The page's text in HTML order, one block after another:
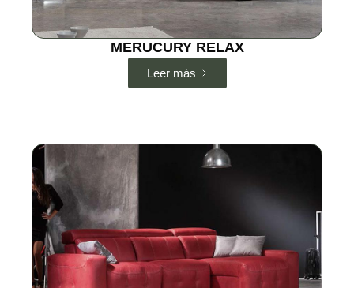
MERUCURY RELAX
Leer más